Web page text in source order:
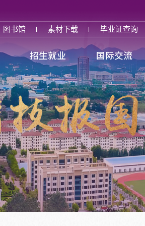
图书馆 素材下载 毕业证查询
招生就业 国际交流